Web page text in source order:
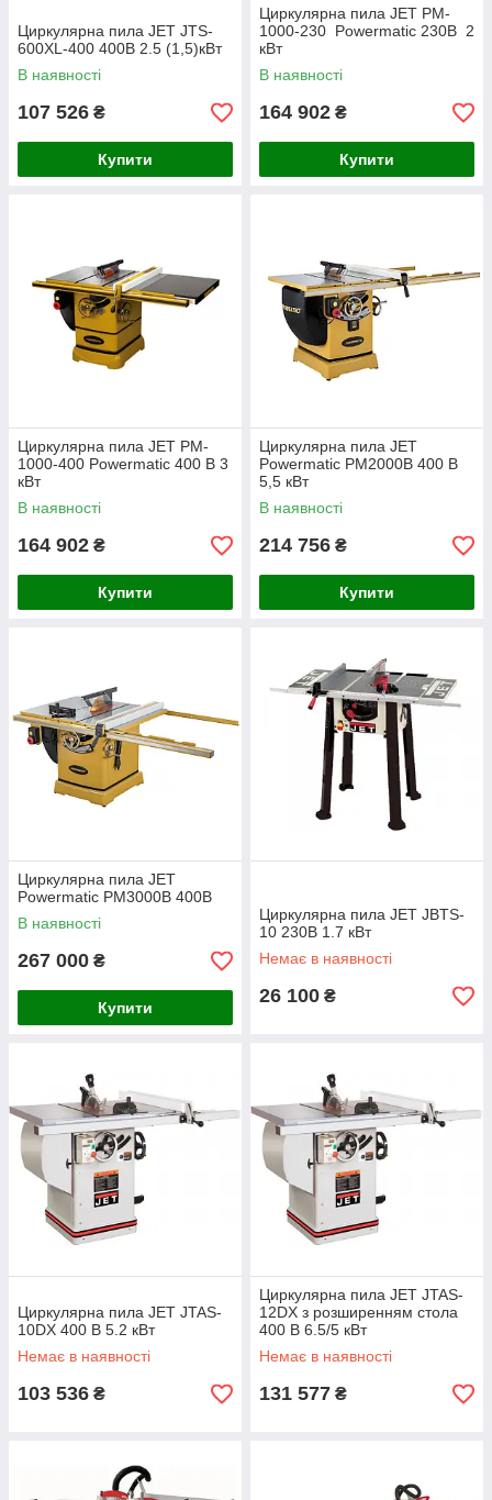
Циркулярна пила JET JTS-
600XL-400 400В 2.5 (1,5)кВт
В наявності
107 526 ₴
Купити
Циркулярна пила JET PM-
1000-230 Powermatic 230В 2
кВт
В наявності
164 902 ₴
Купити
Циркулярна пила JET PM-
1000-400 Powermatiс 400 В 3
кВт
В наявності
164 902 ₴
Купити
Циркулярна пила JET
Powermatic PM2000B 400 В
5,5 кВт
В наявності
214 756 ₴
Купити
Циркулярна пила JET
Powermatic PM3000B 400В
В наявності
267 000 ₴
Купити
Циркулярна пила JET JBTS-
10 230В 1.7 кВт
Немає в наявності
26 100 ₴
Циркулярна пила JET JTAS-
10DX 400 В 5.2 кВт
Немає в наявності
103 536 ₴
Циркулярна пила JET JTAS-
12DX з розширенням стола
400 В 6.5/5 кВт
Немає в наявності
131 577 ₴